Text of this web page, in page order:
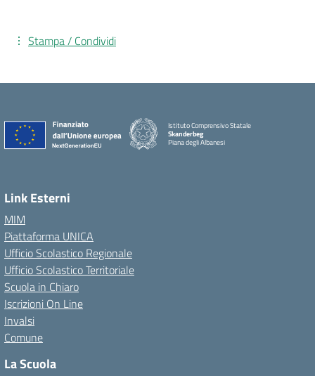
Stampa / Condividi
Istituto Comprensivo Statale
Skanderbeg
Piana degli Albanesi
Link Esterni
MIM
Piattaforma UNICA
Ufficio Scolastico Regionale
Ufficio Scolastico Territoriale
Scuola in Chiaro
Iscrizioni On Line
Invalsi
Comune
La Scuola